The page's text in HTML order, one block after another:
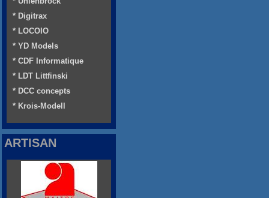
* Digitrax
* LOCOIO
* YD Models
* CDF Informatique
* LDT Littfinski
* DCC concepts
* Krois-Modell
ARTISAN